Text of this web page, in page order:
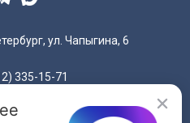
ул. Чапыгина, 6
335-15-71
размещенные на настоящем
предназначенную для лиц,